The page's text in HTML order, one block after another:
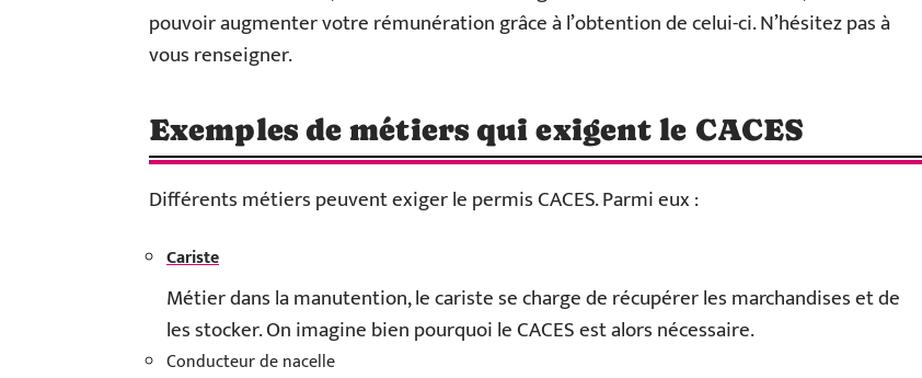
pouvoir augmenter votre rémunération grâce à l’obtention de celui-ci. N’hésitez pas à
vous renseigner.
Exemples de métiers qui exigent le CACES
Différents métiers peuvent exiger le permis CACES. Parmi eux :
Cariste
Métier dans la manutention, le cariste se charge de récupérer les marchandises et de
les stocker. On imagine bien pourquoi le CACES est alors nécessaire.
Conducteur de nacelle